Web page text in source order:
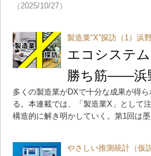
（2025/10/27）
製造業“X”探訪（1）浜
エコシステ
勝ち筋――浜
多くの製造業がDXで十分な成果が得
る。本連載では、「製造業X」として
構造的に解き明かしていく。第1回は
やさしい推測統計（仮